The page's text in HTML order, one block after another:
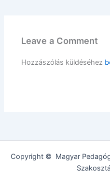
Leave a Comment
Hozzászólás küldéséhez
Copyright © Magyar